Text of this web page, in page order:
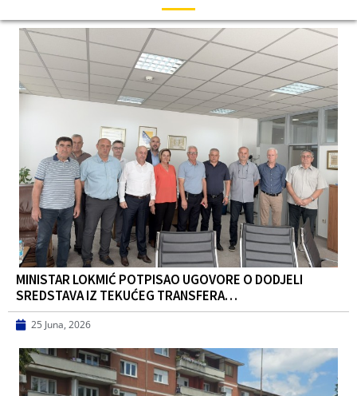
MINISTAR LOKMIĆ POTPISAO UGOVORE O DODJELI
SREDSTAVA IZ TEKUĆEG TRANSFERA…
25 Juna, 2026